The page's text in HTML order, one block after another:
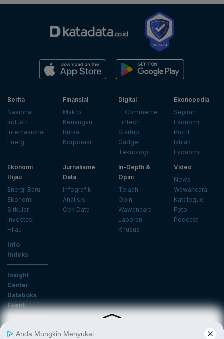
Berita
Nasional
Industri
Internasional
Energi
Finansial
Makro
Keuangan
Bursa
Korporasi
Digital
E-Commerce
Fintech
Startup
Gadget
Teknologi
Ekonopedia
Sejarah
Ekonomi
Profil
Istilah
Ekonomi
Ekonomi
Hijau
Energi Baru
Ekonomi
Sirkular
Investasi
Hijau
Jurnalisme
Data
Infografik
Analisis
Cek Data
In-Depth &
Opini
Telaah
Opini
Wawancara
Laporan
Khusus
Video
News
Wawancara
Katalogue
Foto
Podcast
Info
Indeks
Insight
Center
Databoks
Event
KatadataOto